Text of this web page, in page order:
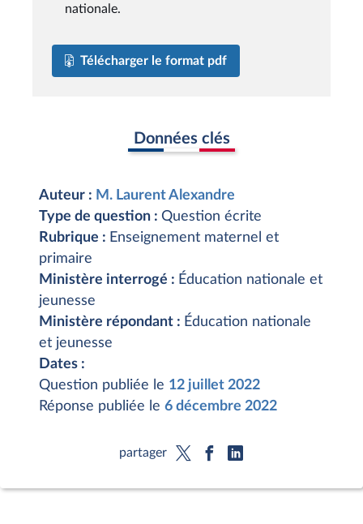
nationale.
Télécharger le format pdf
Données clés
Auteur : M. Laurent Alexandre
Type de question : Question écrite
Rubrique : Enseignement maternel et
primaire
Ministère interrogé : Éducation nationale et
jeunesse
Ministère répondant : Éducation nationale
et jeunesse
Dates :
Question publiée le 12 juillet 2022
Réponse publiée le 6 décembre 2022
partager